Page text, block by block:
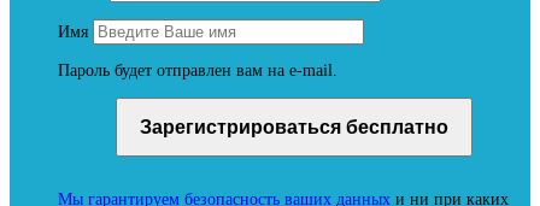
Имя
Пароль будет отправлен вам на e-mail.
Мы гарантируем безопасность ваших данных и ни при каких